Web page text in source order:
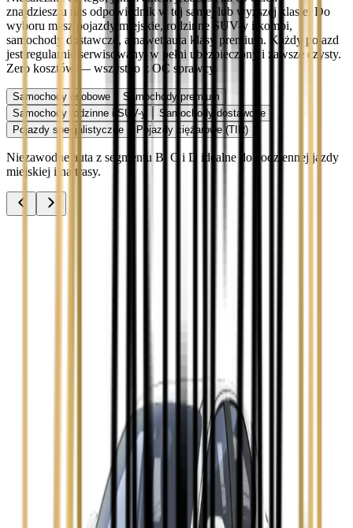
znajdziesz u nas odpowiednik w tej samej lub wyższej klasie. Do
wyboru masz pojazdy miejskie, rodzinne SUV-y i kombi,
samochody dostawcze, a nawet auta klasy premium. Każdy pojazd
jest regularnie serwisowany, w pełni ubezpieczony i zawsze czysty.
Zero kosztów — wszystko z OC sprawcy.
Samochody osobowe
Samochody premium
Samochody rodzinne i SUV-y
Samochody dostawcze
Pojazdy specjalistyczne
Pojazdy ciężarowe (TIR)
Niezawodne auta z segmentu B, C i D idealne do codziennej jazdy
miejskiej i na trasy.